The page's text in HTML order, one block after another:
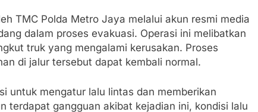
TMC Polda Metro Jaya melalui akun resmi media
dalam proses evakuasi. Operasi ini melibatkan
truk yang mengalami kerusakan. Proses
di jalur tersebut dapat kembali normal.
untuk mengatur lalu lintas dan memberikan
terdapat gangguan akibat kejadian ini, kondisi lalu